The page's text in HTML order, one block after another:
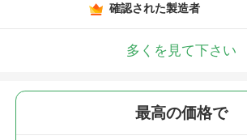
確認された製造者
多くを見て下さい
最高の価格で